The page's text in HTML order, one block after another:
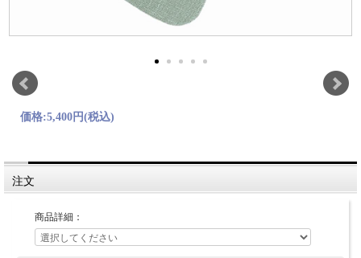
価格:5,400円(税込)
注文
商品詳細：